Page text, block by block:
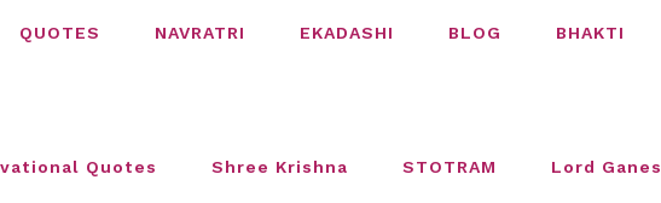
QUOTES NAVRATRI EKADASHI BLOG BHAKTI
Quotes Shree Krishna STOTRAM Lord